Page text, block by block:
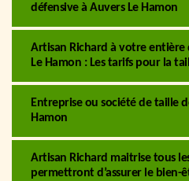
défensive à Auvers Le Hamon
Artisan Richard à votre entière
Le Hamon : Les tarifs pour la
Entreprise ou société de taille
Hamon
Artisan Richard maitrise tous
permettront d’assurer le bien-